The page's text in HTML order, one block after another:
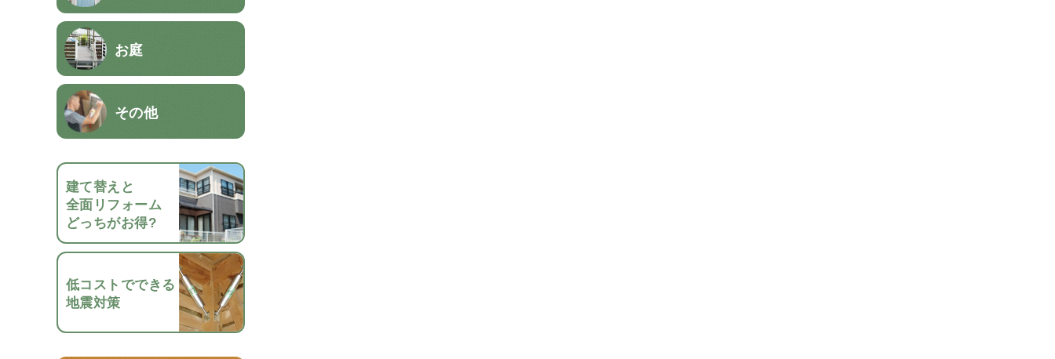
お庭
その他
建て替えと
全面リフォーム
どっちがお得?
低コストでできる
地震対策